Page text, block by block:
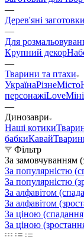
—
Дерев'яні заготовки
—
Для
Крупний декор
—
Тварини та птахи
УкраїнаРізнеМісто
персонажіLoveМіні
—
Динозаври
Наші котики
бабкиКавай
Фільтр
За замовчуванням
За популярністю
За популярністю
За алфавітом
За алфавітом
За ціною
За ціною